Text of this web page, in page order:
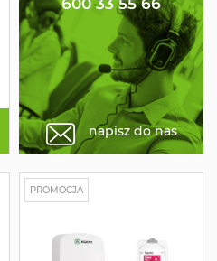
napisz do nas
PROMOCJA